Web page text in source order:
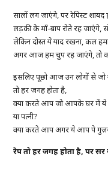
सालों लग जाएंगे, पर रेपिस्ट
लड़की के माँ-बाप रोते रह जाएंगे,
लेकिन दोस्त ये याद रखना, कल
अगर आज हम चुप रह जाएंगे, तो
इसलिए पूछो आज उन लोगों से
तो हर जगह होता है,
क्या करते आप जो आपके घर में ये
या पत्नी?
क्या करते आप अगर ये आप पे
रेपतोहरजगहहोताहै,परसर